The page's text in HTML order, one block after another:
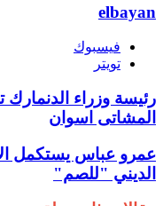
elbayan
فيسبوك
تويتر
رئيسة وزراء الدنمارك
المشاتى اسوان
عمرو عباس يستكمل
الديني "للصم"